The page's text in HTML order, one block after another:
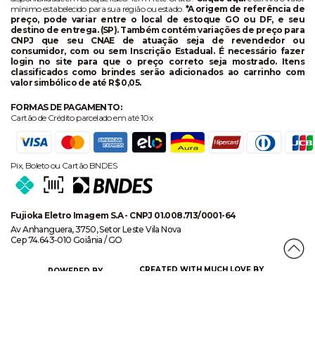
mínimo estabelecido para sua região ou estado. *A origem de referência de
preço, pode variar entre o local de estoque GO ou DF, e seu
destino de entrega. (SP). Também contém variações de preço para
CNPJ que seu CNAE de atuação seja de revendedor ou
consumidor, com ou sem Inscrição Estadual. É necessário fazer
login no site para que o preço correto seja mostrado. Itens
classificados como brindes serão adicionados ao carrinho com
valor simbólico de até R$ 0,05.
FORMAS DE PAGAMENTO:
Cartão de Crédito parcelado em até 10x
Pix, Boleto ou Cartão BNDES
Fujioka Eletro Imagem S.A - CNPJ 01.008.713/0001-64
Av Anhanguera, 3750, Setor Leste Vila Nova
Cep 74.643-010 Goiânia / GO
POWERED BY CREATED WITH MUCH LOVE BY